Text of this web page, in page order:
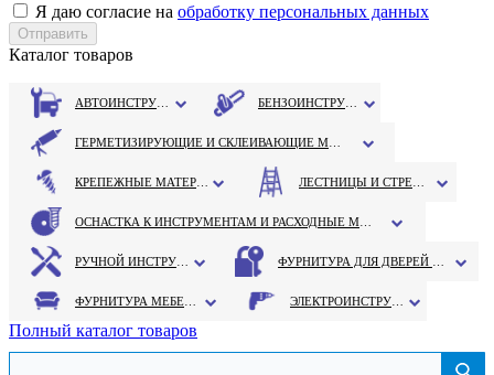
Я даю согласие на обработку персональных данных
Каталог товаров
Полный каталог товаров